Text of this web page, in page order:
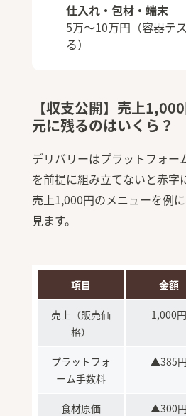
仕入れ・包材・端末
5万〜10万円（容器テ
る）
【収支公開】売上
元に残るのはいくら？
デリバリーはプラットフォー
を前提に組み立てないと赤字
売上1,000円のメニューを例
見ます。
項目 金額
売上（販売価
格）
1,000円
プラットフォ
ーム手数料
▲385円
食材原価 ▲300円